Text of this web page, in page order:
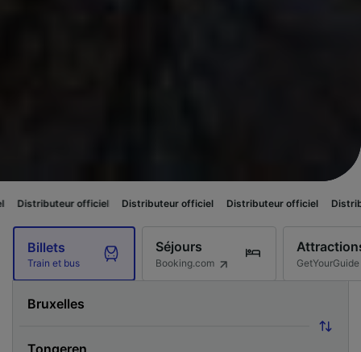
officiel Distributeur officiel Distributeur officiel Distributeur officiel
Billets
Train et bus
Séjours
Booking.com GetYourGuide